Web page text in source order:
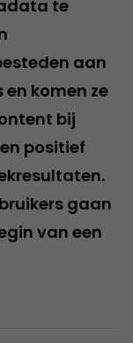
te
aan
komen ze
bij
positief
gaan
van een